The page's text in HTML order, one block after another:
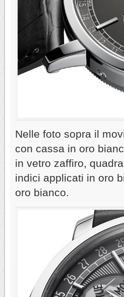
Nelle foto sopra il
con cassa in oro
in vetro zaffiro,
indici applicati in oro
oro bianco.